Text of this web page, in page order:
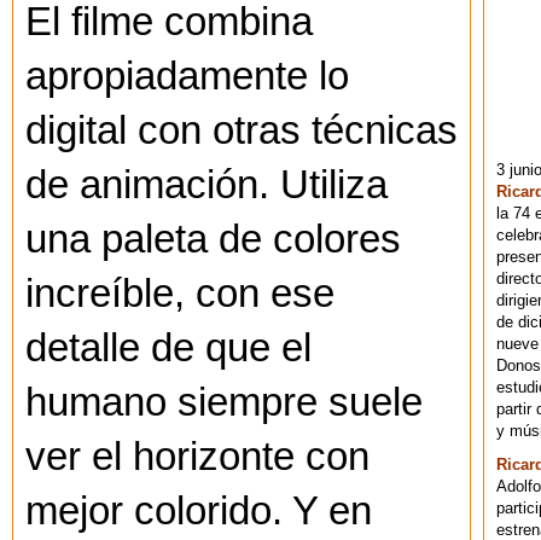
El filme combina
apropiadamente lo
digital con otras técnicas
de animación. Utiliza
una paleta de colores
increíble, con ese
detalle de que el
humano siempre suele
ver el horizonte con
mejor colorido. Y en
3
la 74
de
partir
y